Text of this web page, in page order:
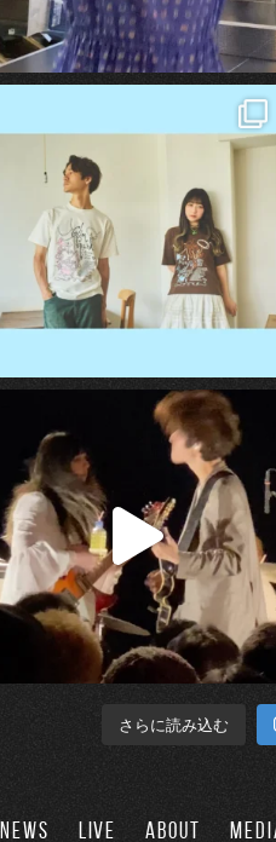
さらに読み込む
NEWS LIVE ABOUT